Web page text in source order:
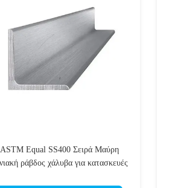
ASTM Equal SS400 Σειρά Μαύρη
ράβδος χάλυβα για κατασκευές